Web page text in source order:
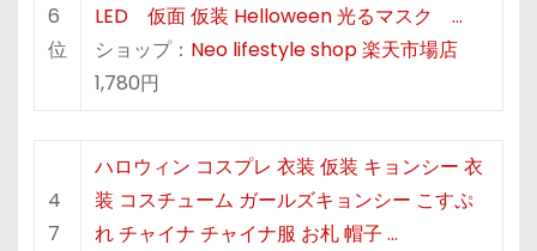
6
位
LED 仮面 仮装 Helloween 光るマスク …
ショップ： Neo lifestyle shop 楽天市場店
1,780円
4
7
ハロウィン コスプレ 衣装 仮装 キョンシー 衣
装 コスチューム ガールズキョンシー こすぷ
れ チャイナ チャイナ服 お札 帽子 …